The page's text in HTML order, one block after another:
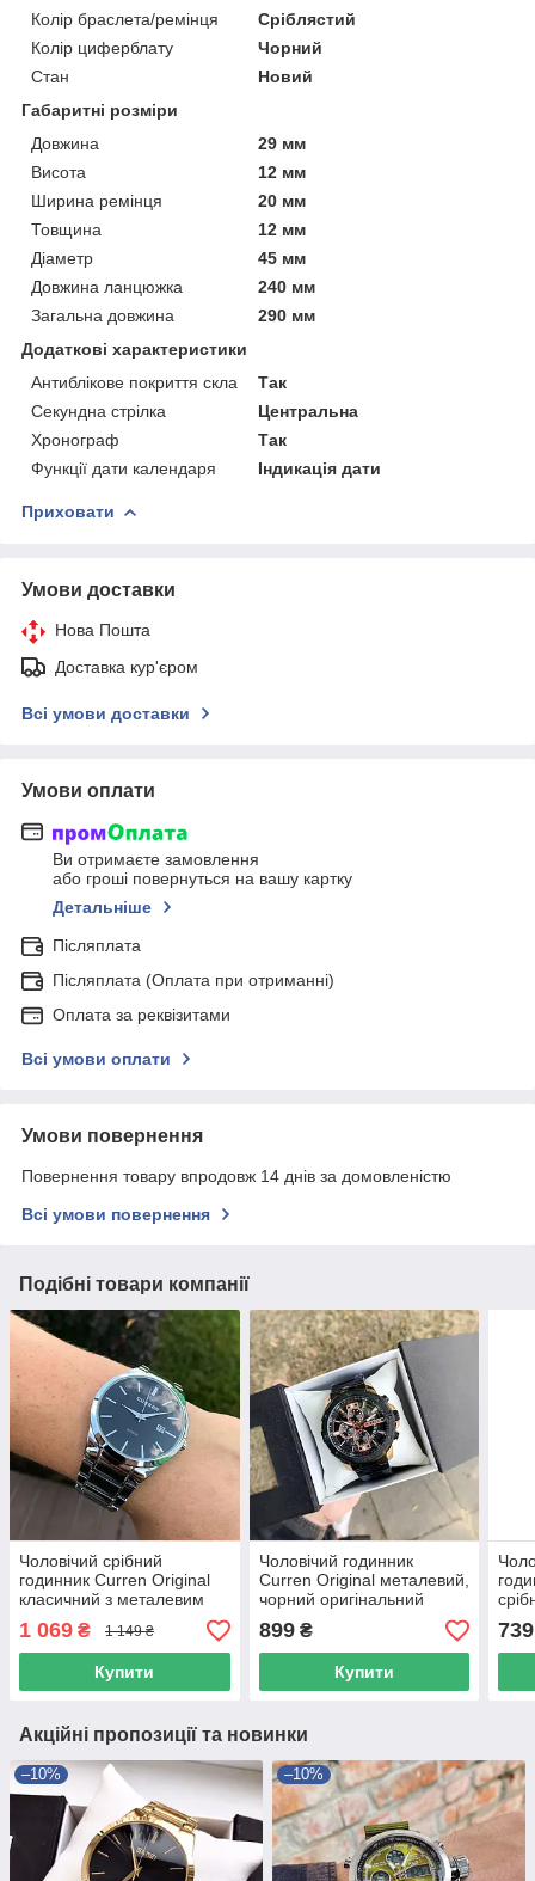
Колір браслета/ремінця
Сріблястий
Колір циферблату
Чорний
Стан
Новий
Габаритні розміри
Довжина
29 мм
Висота
12 мм
Ширина ремінця
20 мм
Товщина
12 мм
Діаметр
45 мм
Довжина ланцюжка
240 мм
Загальна довжина
290 мм
Додаткові характеристики
Антиблікове покриття скла
Так
Секундна стрілка
Центральна
Хронограф
Так
Функції дати календаря
Індикація дати
Приховати
Умови доставки
Нова Пошта
Доставка кур'єром
Всі умови доставки
Умови оплати
Ви отримаєте замовлення
або гроші повернуться на вашу картку
Детальніше
Післяплата
Післяплата (Оплата при отриманні)
Оплата за реквізитами
Всі умови оплати
Умови повернення
Повернення товару впродовж 14 днів за домовленістю
Всі умови повернення
Подібні товари компанії
Чоловічий срібний
годинник Curren Original
класичний з металевим
браслетом, оригінальний
наручний годинник
1 069 ₴ 1 149 ₴
Купити
Чоловічий годинник
Curren Original металевий,
чорний оригінальний
899₴
Купити
739
Акційні пропозиції та новинки
–10% –10%